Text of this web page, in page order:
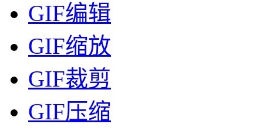
GIF编辑
GIF缩放
GIF裁剪
GIF压缩